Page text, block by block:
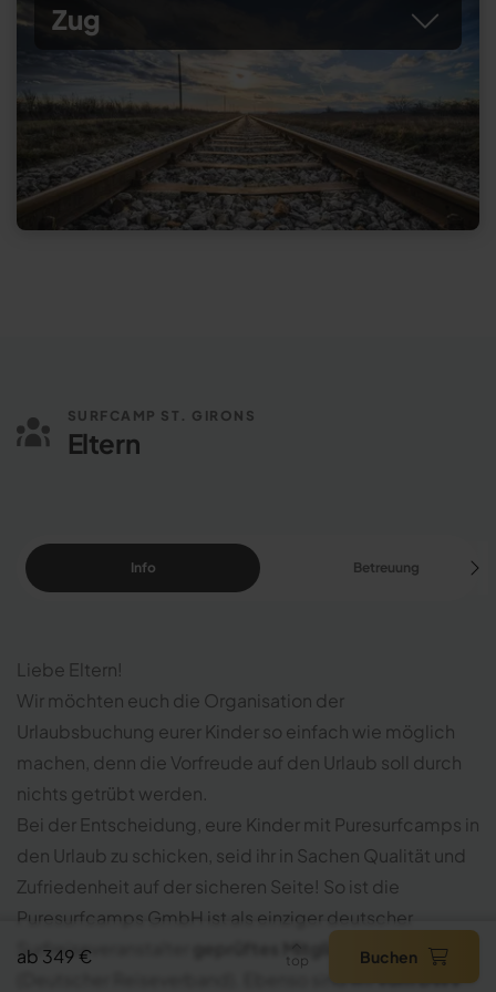
Zug
SURFCAMP ST. GIRONS
Eltern
Info Betreuung
Liebe Eltern!
Wir möchten euch die Organisation der
Urlaubsbuchung eurer Kinder so einfach wie möglich
machen, denn die Vorfreude auf den Urlaub soll durch
nichts getrübt werden.
Bei der Entscheidung, eure Kinder mit Puresurfcamps in
den Urlaub zu schicken, seid ihr in Sachen Qualität und
Zufriedenheit auf der sicheren Seite! So ist die
Puresurfcamps GmbH ist als einziger deutscher
Surfreiseveranstalter
geprüftes Mitglied des DRV
(Deutscher Reiseverband). Ebenso sind wirvom DWV
ab 349 € top Buchen